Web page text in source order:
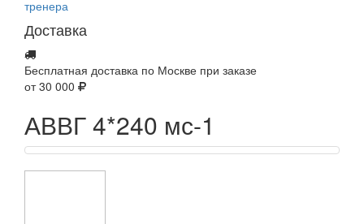
тренера
Доставка
Бесплатная доставка по Москве при заказе
от 30 000
АВВГ 4*240 мс-1